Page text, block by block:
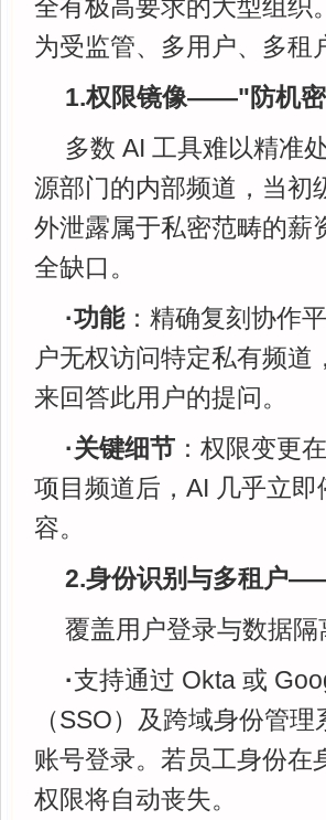
全有极高要求的大型组织
为受监管、多用户、多租
1.权限镜像——"防机
多数 AI 工具难以精准
源部门的内部频道，当初
外泄露属于私密范畴的薪
全缺口。
·功能：精确复刻协作
户无权访问特定私有频
来回答此用户的提问。
·关键细节 ：权限变更
项目频道后，AI 几乎立
容。
2.身份识别与多租户
覆盖用户登录与数据隔
·支持通过 Okta 或
（SSO）及跨域身份管
账号登录。若员工身份在
权限将自动丧失。